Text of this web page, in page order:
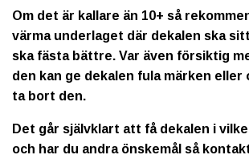
Om det är kallare än 10+ så
värma underlaget där dekalen ska
ska fästa bättre. Var även försiktig
den kan ge dekalen fula märken eller
ta bort den.
Det går självklart att få dekalen i
och har du andra önskemål så